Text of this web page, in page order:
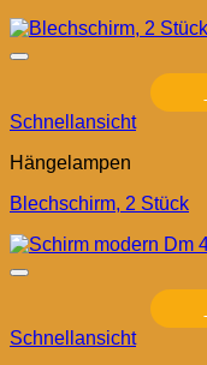
Schnellansicht
Hängelampen
Blechschirm, 2 Stück
Schnellansicht